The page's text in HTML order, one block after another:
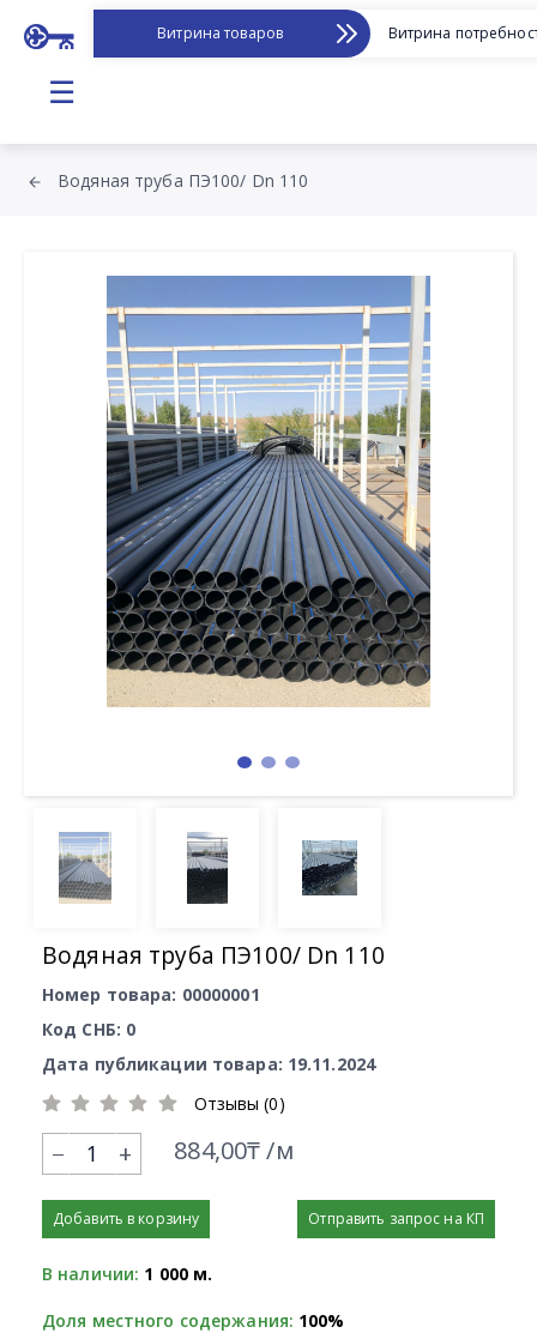
Витрина товаров Витрина
☰
Водяная труба ПЭ100/ Dn 110
Водяная труба ПЭ100/ Dn 110
Номер товара: 00000001
Код СНБ: 0
Дата публикации товара: 19.11.2024
Отзывы (0)
+ 884,00₸ /м
Добавить в корзину Отправить запрос на КП
В наличии: 1 000 м.
Доля местного содержания: 100%